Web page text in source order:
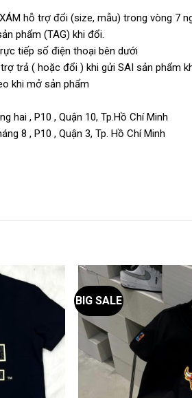
hỗ trợ đổi (size, mẫu) trong vòng 7
phẩm (TAG) khi đổi.
tiếp số điện thoại bên dưới
trả ( hoặc đổi ) khi gửi SAI sản phẩm
khi mở sản phẩm
hai , P10 , Quận 10, Tp.Hồ Chí Minh
8 , P10 , Quận 3, Tp. Hồ Chí Minh
BIG SALE